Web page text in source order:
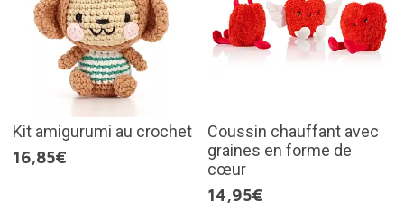
Kit amigurumi au crochet
16,85€
Coussin chauffant avec
graines en forme de
cœur
14,95€